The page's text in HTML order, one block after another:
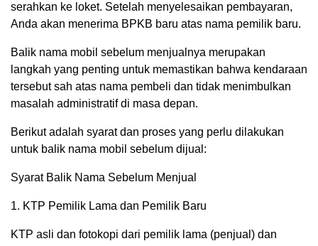
serahkan ke loket. Setelah menyelesaikan pembayaran,
Anda akan menerima BPKB baru atas nama pemilik baru.
Balik nama mobil sebelum menjualnya merupakan
langkah yang penting untuk memastikan bahwa kendaraan
tersebut sah atas nama pembeli dan tidak menimbulkan
masalah administratif di masa depan.
Berikut adalah syarat dan proses yang perlu dilakukan
untuk balik nama mobil sebelum dijual:
Syarat Balik Nama Sebelum Menjual
1. KTP Pemilik Lama dan Pemilik Baru
KTP asli dan fotokopi dari pemilik lama (penjual) dan